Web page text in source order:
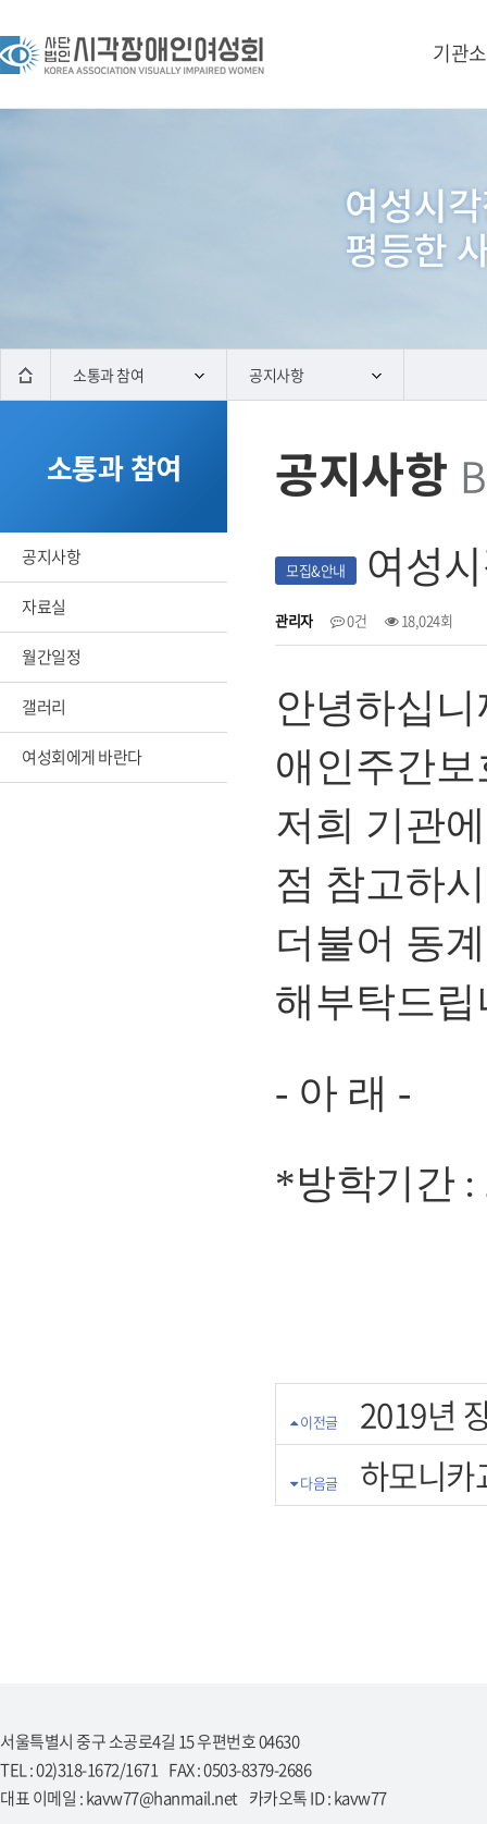
기관
소통과 참여 공지사항
소통과 참여
공지사항
자료실
월간일정
갤러리
여성회에게 바란다
공지사항
모집&안내 여성
관리자 0건 18,024회
안녕하십니
애인주간
저희 기관
점 참고하
더불어 동
해부탁드립
- 아 래 -
*방학기간 :
이전글 2019년
다음글 하모니카
서울특별시 중구 소공로4길 15 우편번호 04630
TEL : 02)318-1672/1671 FAX : 0503-8379-2686
대표 이메일 : kavw77@hanmail.net 카카오톡 ID : kavw77